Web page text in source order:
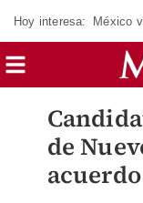
Hoy interesa: México
de